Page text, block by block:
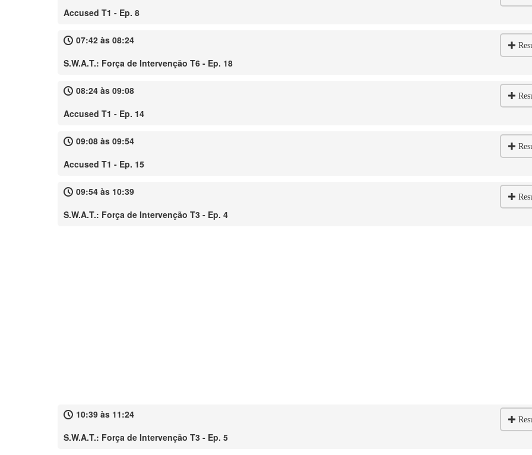
Accused T1 - Ep. 8
07:42 às 08:24
S.W.A.T.: Força de Intervenção T6 - Ep. 18
08:24 às 09:08
Accused T1 - Ep. 14
09:08 às 09:54
Accused T1 - Ep. 15
09:54 às 10:39
S.W.A.T.: Força de Intervenção T3 - Ep. 4
10:39 às 11:24
S.W.A.T.: Força de Intervenção T3 - Ep. 5